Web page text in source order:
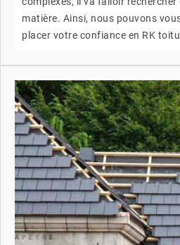
matière. Ainsi, nous pouvons
placer votre confiance en RK